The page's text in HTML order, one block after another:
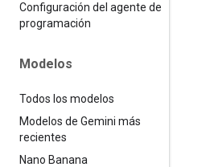
Configuración del agente de
programación
Modelos
Todos los modelos
Modelos de Gemini más
recientes
Nano Banana